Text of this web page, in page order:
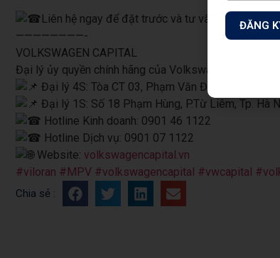
Liên hệ ngay để đặt trước và tư vấn chi tiết
————————-
VOLKSWAGEN CAPITAL
Đại lý ủy quyền chính hãng của Volkswagen Việt Nam.
Đại lý 4S: Tòa CT 03, Phạm Văn Đồng, P. Xuân
Đại lý 1S: Số 18 Phạm Hùng, P.Từ Liêm, Tp. Hà
Hotline Kinh doanh: 0901 46 1122
Hotline Dịch vụ: 0901 07 1122
Website: volkswagencapital.vn
#viloran #MPV #volkswagencapital #vwcapital
Chia sẻ :
ĐĂNG